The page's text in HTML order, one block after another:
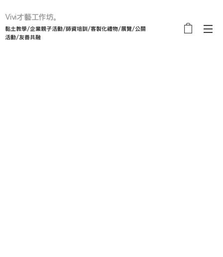
Vivi才藝工作坊。
黏土教學/企業親子活動/師資培訓/客製化禮物/展覽/公關
活動/友善共融